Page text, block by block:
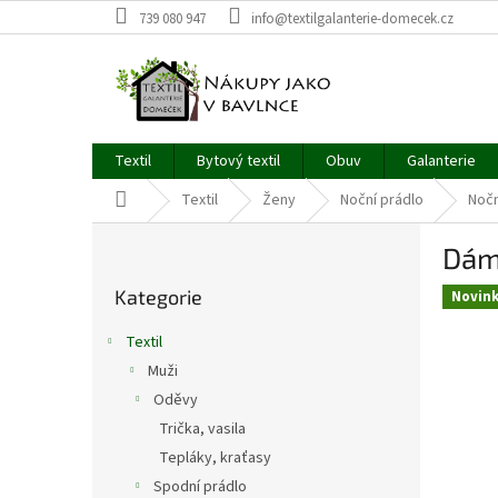
na
739 080 947 info@textilgalanterie-domecek.cz
Textil Bytový textil Obuv Galanterie
Domů Textil Ženy Noční prádlo
kategorie
Kategorie
Textil
Muži
Oděvy
Trička, vasila
Tepláky, kraťasy
Spodní prádlo